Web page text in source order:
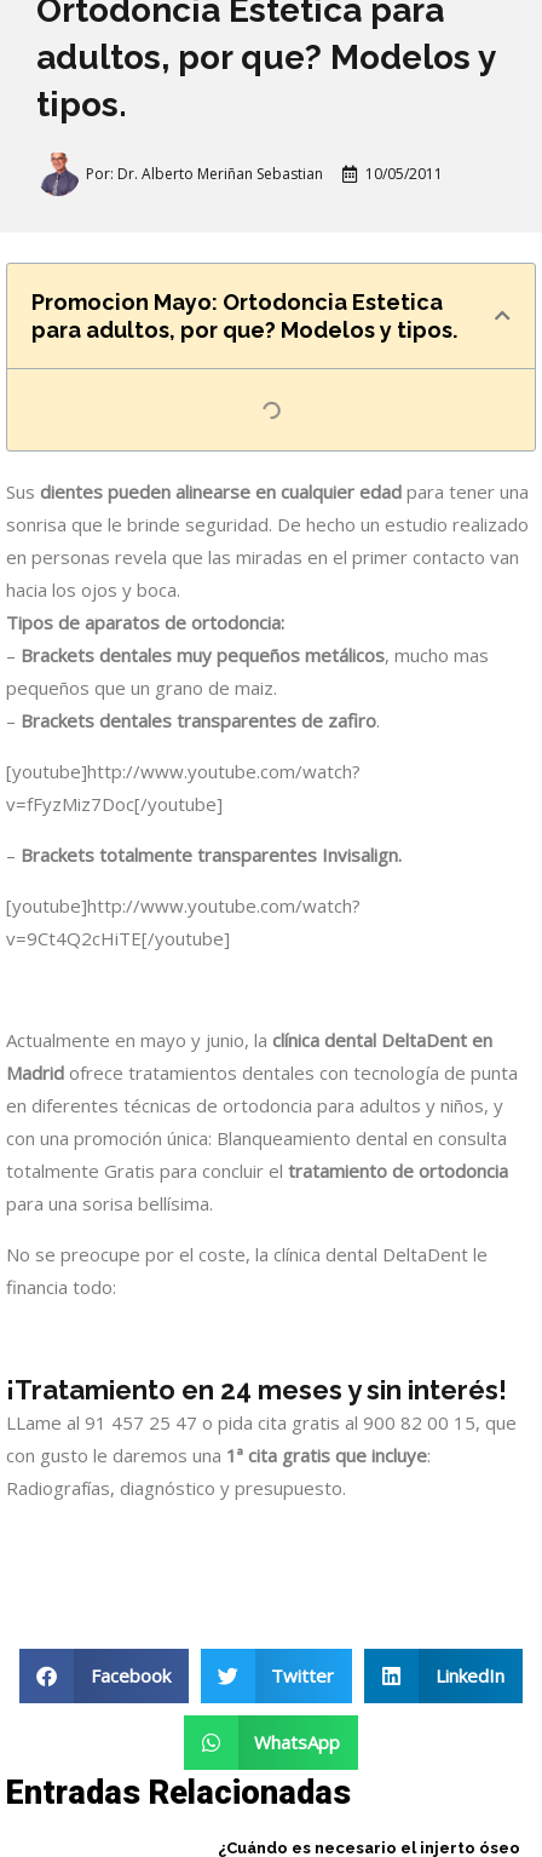
Ortodoncia Estetica para
adultos, por que? Modelos y
tipos.
Por: Dr. Alberto Meriñan Sebastian 10/05/2011
Promocion Mayo: Ortodoncia Estetica
para adultos, por que? Modelos y tipos.
Sus dientes pueden alinearse en cualquier edad para tener una
sonrisa que le brinde seguridad. De hecho un estudio realizado
en personas revela que las miradas en el primer contacto van
hacia los ojos y boca.
Tipos de aparatos de ortodoncia:
– Brackets dentales muy pequeños metálicos, mucho mas
pequeños que un grano de maiz.
– Brackets dentales transparentes de zafiro.
[youtube]http://www.youtube.com/watch?
v=fFyzMiz7Doc[/youtube]
– Brackets totalmente transparentes Invisalign.
[youtube]http://www.youtube.com/watch?
v=9Ct4Q2cHiTE[/youtube]
Actualmente en mayo y junio, la clínica dental DeltaDent en
Madrid ofrece tratamientos dentales con tecnología de punta
en diferentes técnicas de ortodoncia para adultos y niños, y
con una promoción única: Blanqueamiento dental en consulta
totalmente Gratis para concluir el tratamiento de ortodoncia
para una sorisa bellísima.
No se preocupe por el coste, la clínica dental DeltaDent le
financia todo:
¡Tratamiento en 24 meses y sin interés!
LLame al 91 457 25 47 o pida cita gratis al 900 82 00 15, que
con gusto le daremos una 1ª cita gratis que incluye:
Radiografías, diagnóstico y presupuesto.
Facebook Twitter LinkedIn
WhatsApp
Entradas Relacionadas
¿Cuándo es necesario el injerto óseo